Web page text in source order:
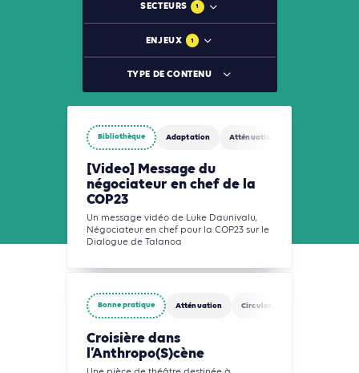
SECTEURS 1
ENJEUX 1
TYPE DE CONTENU
Bibliothèque Adaptation Atténuation
[Video] Message du
négociateur en chef de la
COP23
Un message vidéo de Luke Daunivalu,
Négociateur en chef pour la COP23 sur le
Dialogue de Talanoa
Bonne pratique Atténuation Circularité
Croisière dans
l’Anthropo(S)cène